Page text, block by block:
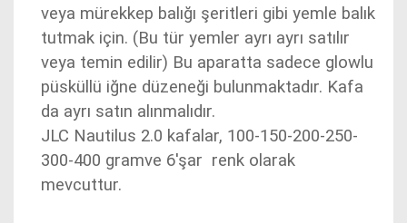
veya mürekkep balığı şeritleri gibi yemle balık
tutmak için. (Bu tür yemler ayrı ayrı satılır
veya temin edilir) Bu aparatta sadece glowlu
püsküllü iğne düzeneği bulunmaktadır. Kafa
da ayrı satın alınmalıdır.
JLC Nautilus 2.0 kafalar, 100-150-200-250-
300-400 gramve 6'şar renk olarak
mevcuttur.